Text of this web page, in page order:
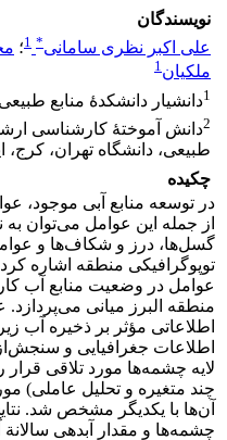
نویسندگان
علی اکبر نظری سامانی*
1؛
ملکیان1
1دانشیار دانشکدۀ منابع
2دانش آموختۀ کارشناسی
طبیعی، دانشگاه تهران، کرج،
چکیده
در توسعه منابع آبی موجود،
از جمله این عوامل می‌توان
گسل‌ها، درز و شکاف‌ها و
توپوگرافیکی منطقه اشاره
عوامل در وضعیت منابع آب
منطقه البرز میانی
اطلاعاتی مؤثر بر ذخیره آب
اطلاعات جغرافیایی و
لایه چشمه‌ها مورد تلاقی
چند متغیره و تحلیل عاملی)
آن‌ها با یکدیگر مشخص شد.
چشمه‌ها و مقدار آبدهی